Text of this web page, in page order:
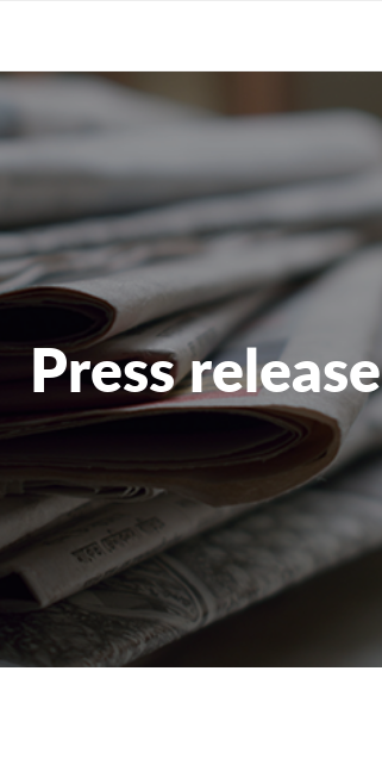
Press release